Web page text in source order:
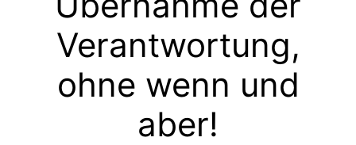
Verantwortung,
ohne wenn und
aber!